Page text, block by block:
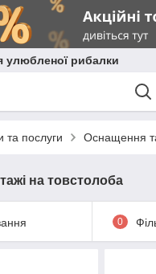
улюбленої рибалки
та послуги Оснащення
на товстолоба
0